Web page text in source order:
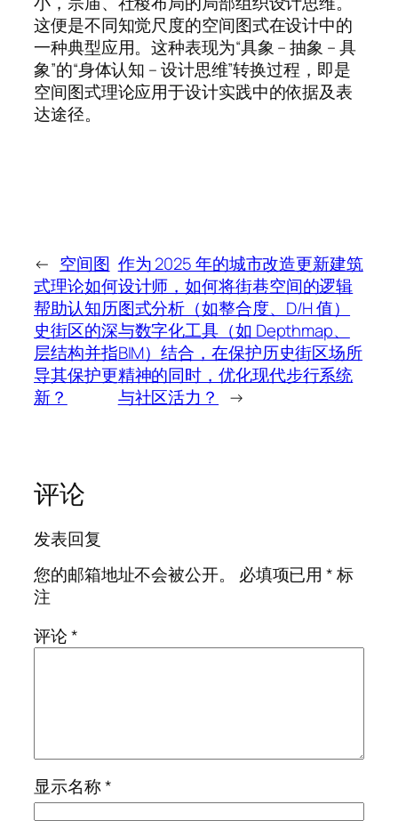
这便是不同知觉尺度的空间图式在设计中的
一种典型应用。这种表现为“具象 – 抽象 – 具
象”的“身体认知 – 设计思维”转换过程，即是
空间图式理论应用于设计实践中的依据及表
达途径。
← 空间图
式理论如何
帮助认知历
史街区的深
层结构并指
导其保护更
新？
作为 2025 年的城市改造更新建筑
设计师，如何将街巷空间的逻辑
图式分析（如整合度、D/H 值）
与数字化工具（如 Depthmap、
BIM）结合，在保护历史街区场所
精神的同时，优化现代步行系统
与社区活力？
→
评论
发表回复
您的邮箱地址不会被公开。
必填项已用*标
注
评论*
显示名称*